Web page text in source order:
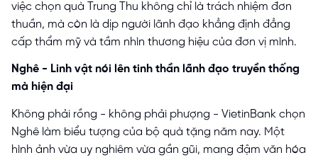
việc chọn quà Trung Thu không chỉ là trách nhiệm đơn
thuần, mà còn là dịp người lãnh đạo khẳng định đẳng
cấp thẩm mỹ và tầm nhìn thương hiệu của đơn vị mình.
Nghê - Linh vật nói lên tinh thần lãnh đạo truyền thống
mà hiện đại
Không phải rồng - không phải phượng - VietinBank chọn
Nghê làm biểu tượng của bộ quà tặng năm nay. Một
hình ảnh vừa uy nghiêm vừa gần gũi, mang đậm văn hóa